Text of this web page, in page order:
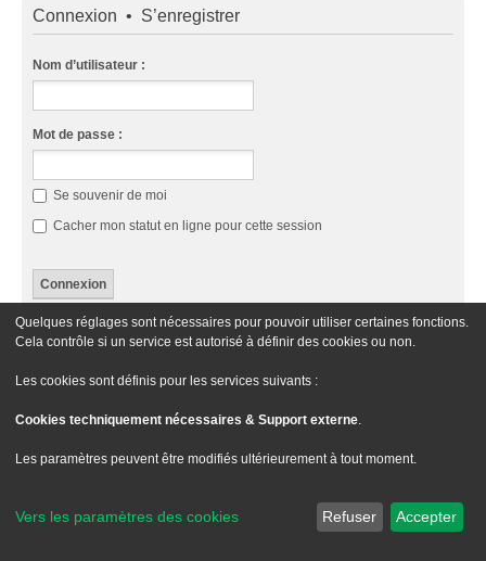
Connexion • S’enregistrer
Nom d’utilisateur :
Mot de passe :
Se souvenir de moi
Cacher mon statut en ligne pour cette session
Cette catégorie n’a pas de forum.
Stylewe_universalcreated by INVENTEA & v12mike
Quelques réglages sont nécessaires pour pouvoir utiliser certaines fonctions.
Cela contrôle si un service est autorisé à définir des cookies ou non.
Les cookies sont définis pour les services suivants :
Cookies techniquement nécessaires & Support externe.
Les paramètres peuvent être modifiés ultérieurement à tout moment.
Vers les paramètres des cookies Refuser Accepter